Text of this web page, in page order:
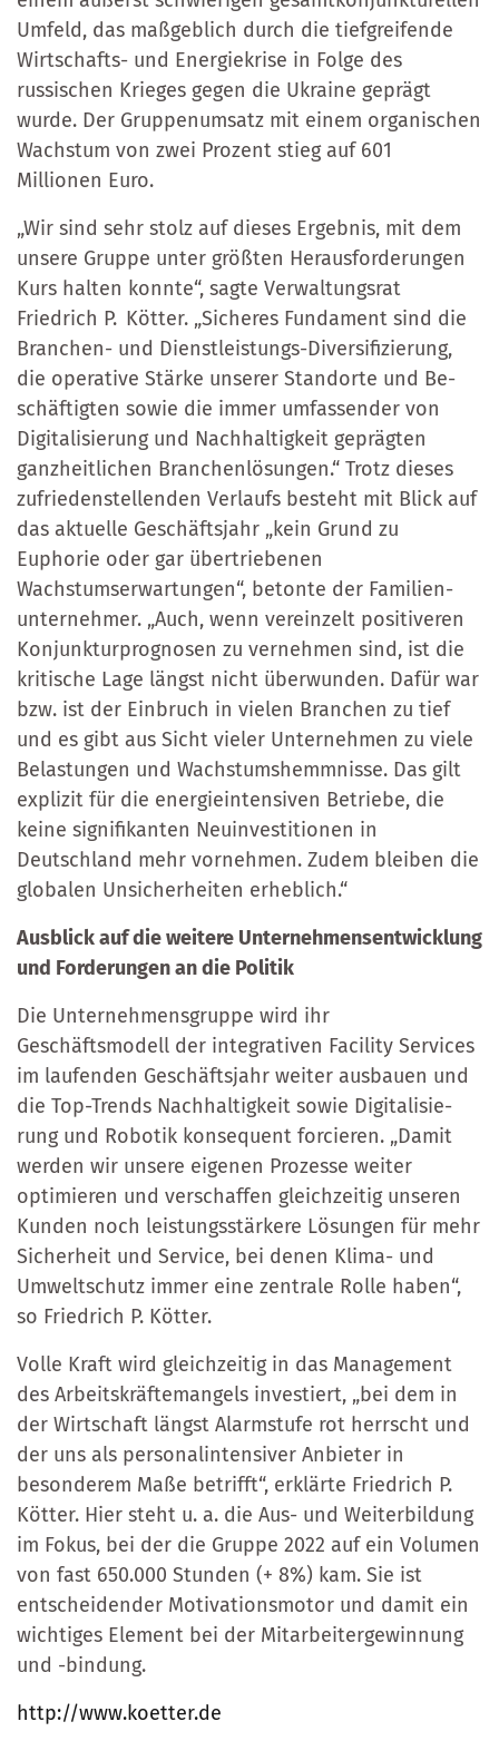
Umfeld, das maßgeblich durch die tiefgreifende
Wirtschafts- und Ener­gie­krise in Folge des
russischen Krieges gegen die Ukraine geprägt
wurde. Der Gruppen­umsatz mit einem organischen
Wachstum von zwei Prozent stieg auf 601
Millionen Euro.
„Wir sind sehr stolz auf dieses Ergebnis, mit dem
unsere Gruppe unter größten Herausforderungen
Kurs halten konnte“, sagte Ver­waltungsrat
Friedrich P. Kötter. „Sicheres Fun­da­ment sind die
Bran­chen- und Dienstleistungs-Diversifizierung,
die operative Stärke unserer Stand­orte und Be­
schäf­tig­ten so­wie die immer umfassender von
Digitalisierung und Nachhaltigkeit ge­präg­ten
ganzheitlichen Branchen­lösun­gen.“ Trotz dieses
zufriedenstellenden Verlaufs besteht mit Blick auf
das aktuelle Geschäftsjahr „kein Grund zu
Euphorie oder gar übertriebenen
Wachstumserwartungen“, betonte der Familien­
unter­neh­mer. „Auch, wenn vereinzelt positiveren
Konjunkturprognosen zu vernehmen sind, ist die
kri­ti­sche Lage längst nicht überwunden. Dafür war
bzw. ist der Einbruch in vielen Bran­chen zu tief
und es gibt aus Sicht vieler Unternehmen zu viele
Belastungen und Wachs­tums­hemm­nisse. Das gilt
explizit für die ener­gie­in­ten­siven Betriebe, die
keine signifikanten Neuinvestitionen in
Deutschland mehr vornehmen. Zudem bleiben die
globalen Un­sicherheiten erheblich.“
Ausblick auf die weitere Unternehmensentwicklung
und Forderungen an die Politik
Die Unternehmensgruppe wird ihr
Geschäftsmodell der integrativen Facility Services
im laufenden Geschäftsjahr weiter ausbauen und
die Top-Trends Nachhaltigkeit sowie Digi­ta­li­sie­
rung und Robotik konsequent forcieren. „Damit
werden wir unsere eigenen Prozesse weiter
optimieren und ver­schaf­fen gleichzeitig unseren
Kunden noch leistungsstärkere Lösungen für mehr
Sicherheit und Service, bei denen Klima- und
Umweltschutz immer eine zentrale Rolle haben“,
so Friedrich P. Kötter.
Volle Kraft wird gleichzeitig in das Management
des Arbeits­kräftemangels investiert, „bei dem in
der Wirtschaft längst Alarmstufe rot herrscht und
der uns als personal­inten­siver Anbieter in
besonderem Maße betrifft“, erklärte Friedrich P.
Kötter. Hier steht u. a. die Aus- und Weiterbildung
im Fokus, bei der die Gruppe 2022 auf ein Volumen
von fast 650.000 Stunden (+ 8%) kam. Sie ist
entscheidender Mo­ti­va­tionsmotor und damit ein
wichtiges Element bei der Mit­ar­beitergewinnung
und -bindung.
http://www.koetter.de